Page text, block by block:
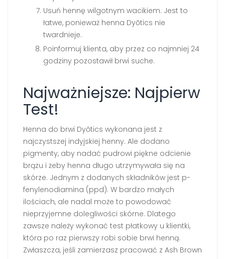
Usuń hennę wilgotnym wacikiem. Jest to
łatwe, ponieważ henna Dyōtics nie
twardnieje.
Poinformuj klienta, aby przez co najmniej 24
godziny pozostawił brwi suche.
Najważniejsze: Najpierw
Test!
Henna do brwi Dyōtics wykonana jest z
najczystszej indyjskiej henny. Ale dodano
pigmenty, aby nadać pudrowi piękne odcienie
brązu i żeby henna długo utrzymywała się na
skórze. Jednym z dodanych składników jest p-
fenylenodiamina (ppd). W bardzo małych
ilościach, ale nadal może to powodować
nieprzyjemne dolegliwości skórne. Dlatego
zawsze należy wykonać test płatkowy u klientki,
która po raz pierwszy robi sobie brwi henną.
Zwłaszcza, jeśli zamierzasz pracować z Ash Brown